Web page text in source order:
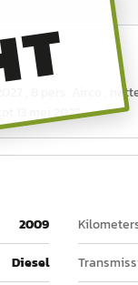
, 8 pers. Airco ,
13 mei 2027.
2009
Diesel